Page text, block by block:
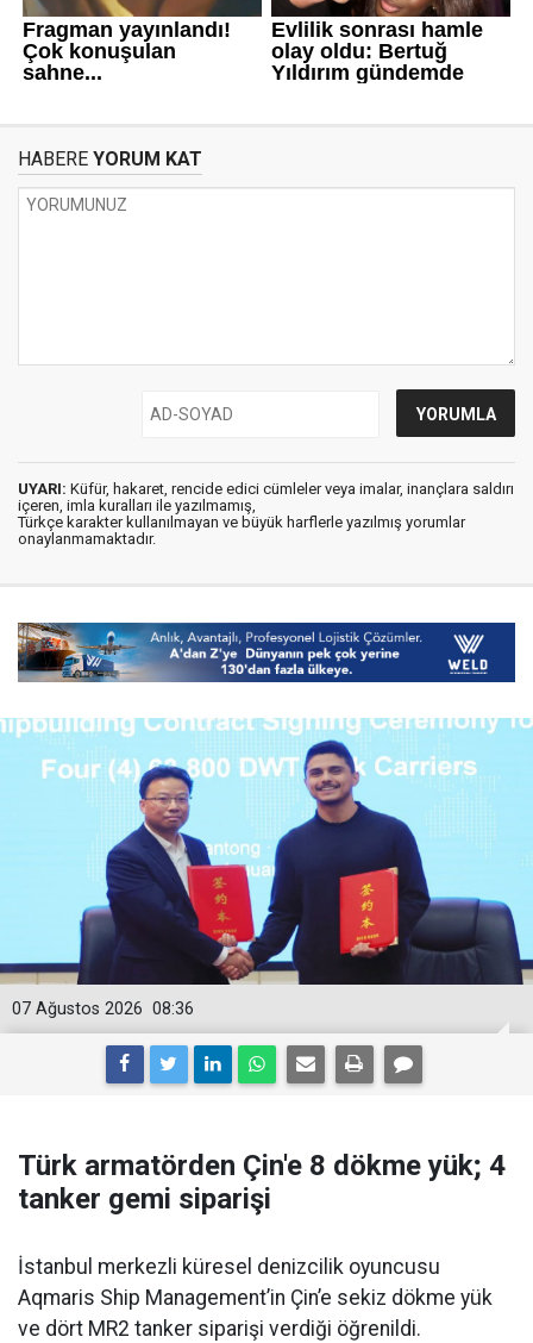
HABERE YORUM KAT
UYARI: Küfür, hakaret, rencide edici cümleler veya imalar, inançlara saldırı
içeren, imla kuralları ile yazılmamış,
Türkçe karakter kullanılmayan ve büyük harflerle yazılmış yorumlar
onaylanmamaktadır.
08:36
07 Ağustos 2026
Türk armatörden Çin'e 8 dökme yük; 4
tanker gemi siparişi
İstanbul merkezli küresel denizcilik oyuncusu
Aqmaris Ship Management’in Çin’e sekiz dökme yük
ve dört MR2 tanker siparişi verdiği öğrenildi.